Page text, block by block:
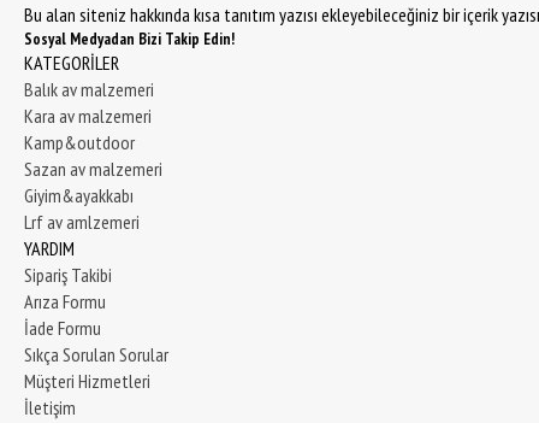
Bu alan siteniz hakkında kısa tanıtım yazısı ekleyebileceğiniz bir içerik
Sosyal Medyadan Bizi Takip Edin!
KATEGORİLER
Balık av malzemeri
Kara av malzemeri
Kamp&outdoor
Sazan av malzemeri
Giyim&ayakkabı
Lrf av amlzemeri
YARDIM
Sipariş Takibi
Arıza Formu
İade Formu
Sıkça Sorulan Sorular
Müşteri Hizmetleri
İletişim